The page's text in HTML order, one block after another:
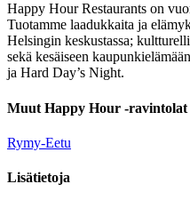
Happy Hour Restaurants on
Tuotamme laadukkaita ja
Helsingin keskustassa;
sekä kesäiseen
ja Hard Day’s Night.
Muut Happy Hour -ravintolat
Rymy-Eetu
Lisätietoja